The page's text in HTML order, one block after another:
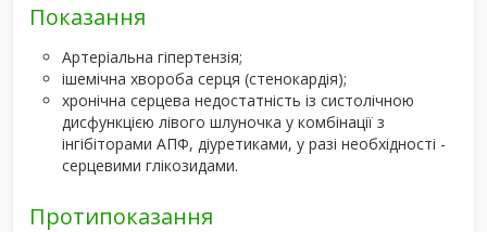
Показання
Артеріальна гіпертензія;
ішемічна хвороба серця (стенокардія);
хронічна серцева недостатність із систолічною
дисфункцією лівого шлуночка у комбінації з
інгібіторами АПФ, діуретиками, у разі необхідності -
серцевими глікозидами.
Протипоказання